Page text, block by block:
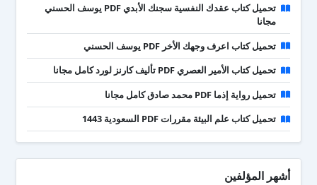
تحميل كتاب عقدك النفسية سجنك الأبدي PDF يوسف الحسني
مجانا
تحميل كتاب اعرف وجهك الأخر PDF يوسف الحسني
تحميل كتاب الأمير العصري PDF تأليف كارنز لورد كامل مجانا
تحميل رواية إذما PDF محمد صادق كامل مجانا
تحميل كتاب علم البيئة مقررات PDF السعودية 1443
أشهر المؤلفين